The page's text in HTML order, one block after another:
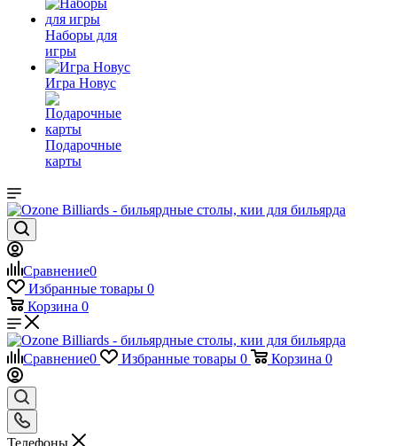
Наборы для
игры
Игра Новус
Подарочные
карты
Сравнение0
Избранные товары 0
Корзина 0
Сравнение0 Избранные товары 0 Корзина 0
Телефоны